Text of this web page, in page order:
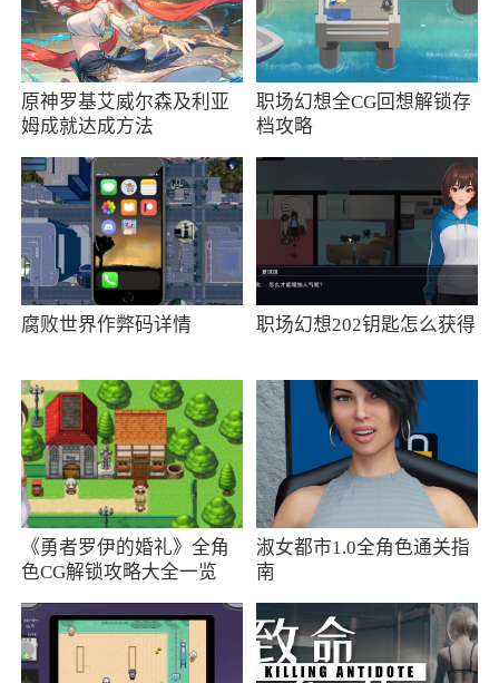
PUBG New State游戏名称更改为 New State
Mobile，该游戏不仅有最经典的吃鸡玩法，还有
很多全新的武器，更有高清无广告的画面升级，
可以带给你最好最棒的吃鸡体验
原神罗基艾威尔森及利亚
姆成就达成方法
职场幻想全CG回想解锁存
档攻略
腐败世界作弊码详情 职场幻想202钥匙怎么获得
《勇者罗伊的婚礼》全角
色CG解锁攻略大全一览
淑女都市1.0全角色通关指
南